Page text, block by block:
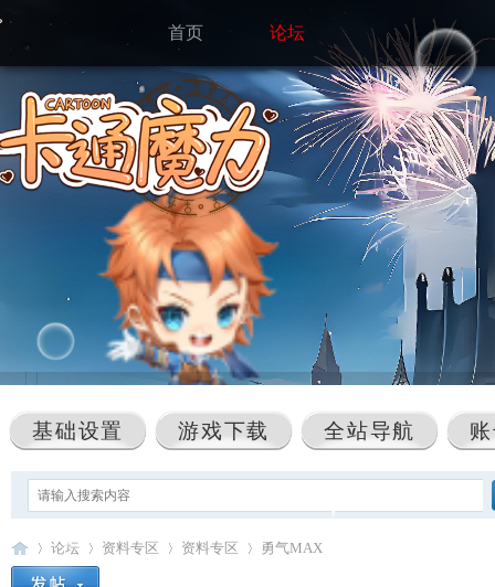
首页 论坛
基础设置 游戏下载 全站导航
论坛 资料专区 资料专区 勇气MAX